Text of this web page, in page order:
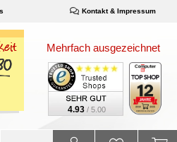
Kontakt & Impressum
Mehrfach ausgezeichnet
4.93 / 5.00